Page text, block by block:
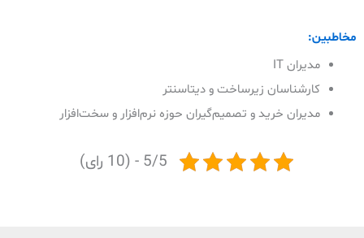
مخاطبین:
مدیران IT
کارشناسان زیرساخت و دیتاسنتر
مدیران خرید و تصمیم‌گیران حوزه نرم‌افزار و سخت‌افزار
5/5 - (10 رای)